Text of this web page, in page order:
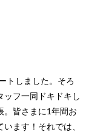
トしました。そろ
ッフ一同ドキドキし
。皆さまに1年間お
ます！それでは、